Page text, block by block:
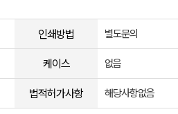
인쇄방법 별도문의
케이스 없음
법적허가사항 해당사항없음